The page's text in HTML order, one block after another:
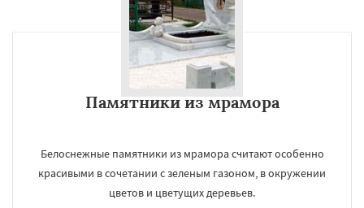
Памятники из мрамора
Белоснежные памятники из мрамора считают особенно
красивыми в сочетании с зеленым газоном, в окружении
цветов и цветущих деревьев.